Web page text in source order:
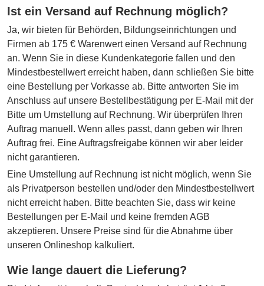
Ist ein Versand auf Rechnung möglich?
Ja, wir bieten für Behörden, Bildungseinrichtungen und
Firmen ab 175 € Warenwert einen Versand auf Rechnung
an. Wenn Sie in diese Kundenkategorie fallen und den
Mindestbestellwert erreicht haben, dann schließen Sie bitte
eine Bestellung per Vorkasse ab. Bitte antworten Sie im
Anschluss auf unsere Bestellbestätigung per E-Mail mit der
Bitte um Umstellung auf Rechnung. Wir überprüfen Ihren
Auftrag manuell. Wenn alles passt, dann geben wir Ihren
Auftrag frei. Eine Auftragsfreigabe können wir aber leider
nicht garantieren.
Eine Umstellung auf Rechnung ist nicht möglich, wenn Sie
als Privatperson bestellen und/oder den Mindestbestellwert
nicht erreicht haben. Bitte beachten Sie, dass wir keine
Bestellungen per E-Mail und keine fremden AGB
akzeptieren. Unsere Preise sind für die Abnahme über
unseren Onlineshop kalkuliert.
Wie lange dauert die Lieferung?